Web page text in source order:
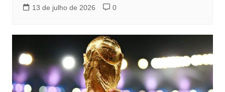
13 de julho de 2026
0